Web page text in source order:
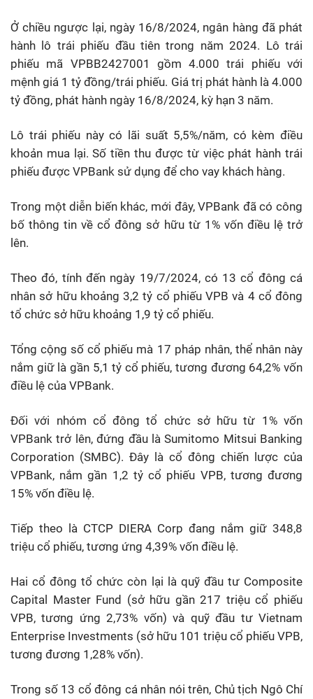
Ở chiều ngược lại, ngày 16/8/2024, ngân hàng đã phát
hành lô trái phiếu đầu tiên trong năm 2024. Lô trái
phiếu mã VPBB2427001 gồm 4.000 trái phiếu với
mệnh giá 1 tỷ đồng/trái phiếu. Giá trị phát hành là 4.000
tỷ đồng, phát hành ngày 16/8/2024, kỳ hạn 3 năm.
Lô trái phiếu này có lãi suất 5,5%/năm, có kèm điều
khoản mua lại. Số tiền thu được từ việc phát hành trái
phiếu được VPBank sử dụng để cho vay khách hàng.
Trong một diễn biến khác, mới đây, VPBank đã có công
bố thông tin về cổ đông sở hữu từ 1% vốn điều lệ trở
lên.
Theo đó, tính đến ngày 19/7/2024, có 13 cổ đông cá
nhân sở hữu khoảng 3,2 tỷ cổ phiếu VPB và 4 cổ đông
tổ chức sở hữu khoảng 1,9 tỷ cổ phiếu.
Tổng cộng số cổ phiếu mà 17 pháp nhân, thể nhân này
nắm giữ là gần 5,1 tỷ cổ phiếu, tương đương 64,2% vốn
điều lệ của VPBank.
Đối với nhóm cổ đông tổ chức sở hữu từ 1% vốn
VPBank trở lên, đứng đầu là Sumitomo Mitsui Banking
Corporation (SMBC). Đây là cổ đông chiến lược của
VPBank, nắm gần 1,2 tỷ cổ phiếu VPB, tương đương
15% vốn điều lệ.
Tiếp theo là CTCP DIERA Corp đang nắm giữ 348,8
triệu cổ phiếu, tương ứng 4,39% vốn điều lệ.
Hai cổ đông tổ chức còn lại là quỹ đầu tư Composite
Capital Master Fund (sở hữu gần 217 triệu cổ phiếu
VPB, tương ứng 2,73% vốn) và quỹ đầu tư Vietnam
Enterprise Investments (sở hữu 101 triệu cổ phiếu VPB,
tương đương 1,28% vốn).
Trong số 13 cổ đông cá nhân nói trên, Chủ tịch Ngô Chí